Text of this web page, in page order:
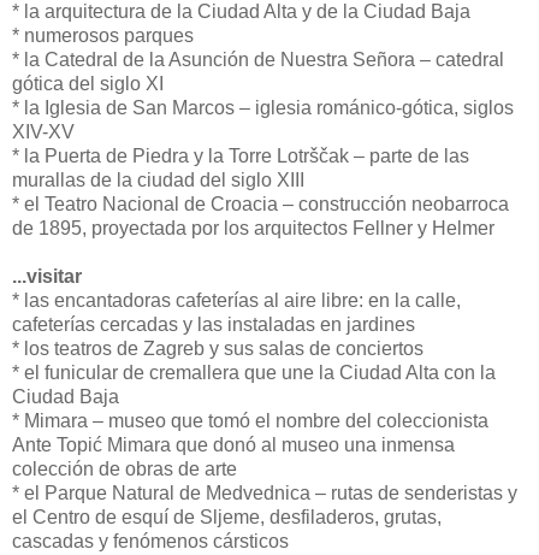
* la arquitectura de la Ciudad Alta y de la Ciudad Baja
* numerosos parques
* la Catedral de la Asunción de Nuestra Señora – catedral
gótica del siglo XI
* la Iglesia de San Marcos – iglesia románico-gótica, siglos
XIV-XV
* la Puerta de Piedra y la Torre Lotrščak – parte de las
murallas de la ciudad del siglo XIII
* el Teatro Nacional de Croacia – construcción neobarroca
de 1895, proyectada por los arquitectos Fellner y Helmer
...visitar
* las encantadoras cafeterías al aire libre: en la calle,
cafeterías cercadas y las instaladas en jardines
* los teatros de Zagreb y sus salas de conciertos
* el funicular de cremallera que une la Ciudad Alta con la
Ciudad Baja
* Mimara – museo que tomó el nombre del coleccionista
Ante Topić Mimara que donó al museo una inmensa
colección de obras de arte
* el Parque Natural de Medvednica – rutas de senderistas y
el Centro de esquí de Sljeme, desfiladeros, grutas,
cascadas y fenómenos cársticos